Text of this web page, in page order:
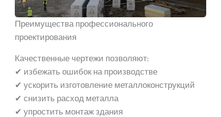
Преимущества профессионального
проектирования
Качественные чертежи позволяют:
✔ избежать ошибок на производстве
✔ ускорить изготовление металлоконструкций
✔ снизить расход металла
✔ упростить монтаж здания